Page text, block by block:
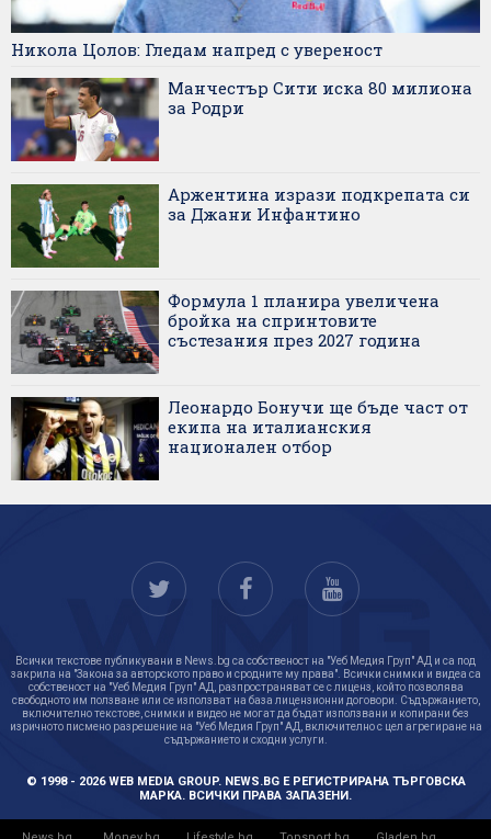
Никола Цолов: Гледам напред с увереност
Манчестър Сити иска 80 милиона
за Родри
Аржентина изрази подкрепата си
за Джани Инфантино
Формула 1 планира увеличена
бройка на спринтовите
състезания през 2027 година
Леонардо Бонучи ще бъде част от
екипа на италианския
национален отбор
Всички текстове публикувани в News.bg са собственост на "Уеб Медия Груп" АД и са под
закрила на "Закона за авторското право и сродните му права". Всички снимки и видеа са
собственост на "Уеб Медия Груп" АД, разпространяват се с лиценз, който позволява
свободното им ползване или се използват на база лицензионни договори. Съдържанието,
включително текстове, снимки и видео не могат да бъдат използвани и копирани без
изричното писмено разрешение на "Уеб Медия Груп" АД, включително с цел агрегиране на
съдържанието и сходни услуги.
© 1998 - 2026 WEB MEDIA GROUP. NEWS.BG Е РЕГИСТРИРАНА ТЪРГОВСКА
МАРКА. ВСИЧКИ ПРАВА ЗАПАЗЕНИ.